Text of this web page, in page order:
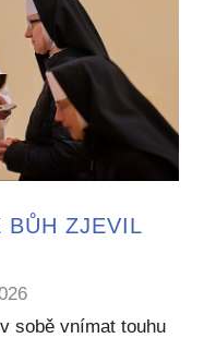
BŮH ZJEVIL
sobě vnímat touhu